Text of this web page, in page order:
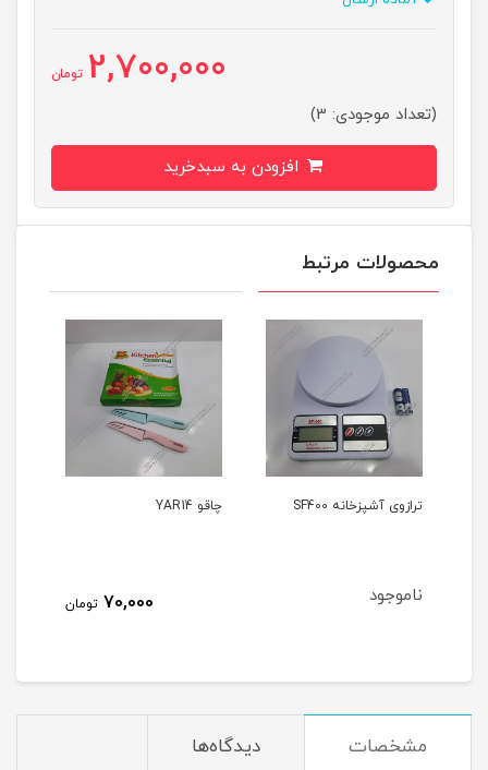
2,700,000 تومان
(تعداد موجودی: 3)
محصولات مرتبط
ترازوی آشپزخانه SF400
ناموجود
چاقو YAR14
70,000 تومان
مشخصات دیدگاه‌ها